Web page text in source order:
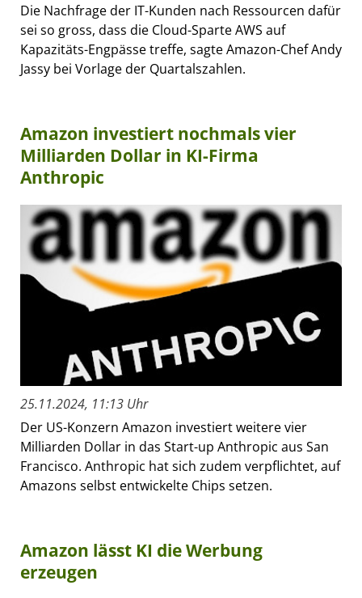
Die Nachfrage der IT-Kunden nach Ressourcen dafür
sei so gross, dass die Cloud-Sparte AWS auf
Kapazitäts-Engpässe treffe, sagte Amazon-Chef Andy
Jassy bei Vorlage der Quartalszahlen.
Amazon investiert nochmals vier
Milliarden Dollar in KI-Firma
Anthropic
25.11.2024, 11:13 Uhr
Der US-Konzern Amazon investiert weitere vier
Milliarden Dollar in das Start-up Anthropic aus San
Francisco. Anthropic hat sich zudem verpflichtet, auf
Amazons selbst entwickelte Chips setzen.
Amazon lässt KI die Werbung
erzeugen